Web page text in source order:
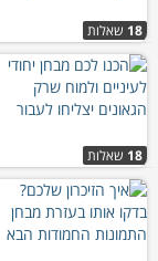
18 שאלות
18 שאלות